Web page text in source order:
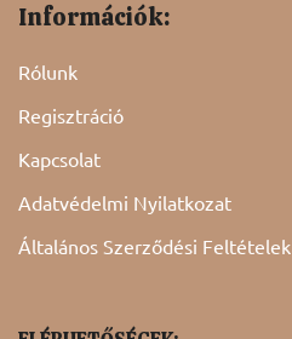
Információk:
Rólunk
Regisztráció
Kapcsolat
Adatvédelmi Nyilatkozat
Általános Szerződési Feltételek